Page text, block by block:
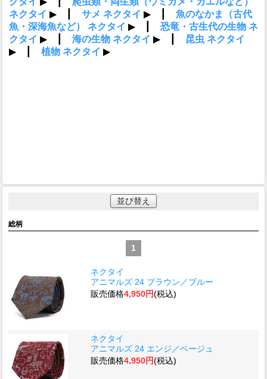
並び替え
総柄
1
ネクタイ
アニマルズ 24 ブラウン／ブルー
販売価格4,950円(税込)
ネクタイ
アニマルズ 24 エンジ／ベージュ
販売価格4,950円(税込)